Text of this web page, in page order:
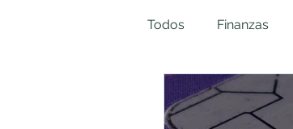
Todos Finanzas
Seguros De Auto